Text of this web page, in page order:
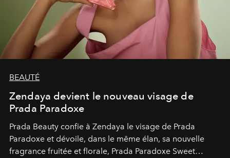
BEAUTÉ
Zendaya devient le nouveau visage de
Prada Paradoxe
Prada Beauty confie à Zendaya le visage de Prada
Paradoxe et dévoile, dans le même élan, sa nouvelle
fragrance fruitée et florale, Prada Paradoxe Sweet